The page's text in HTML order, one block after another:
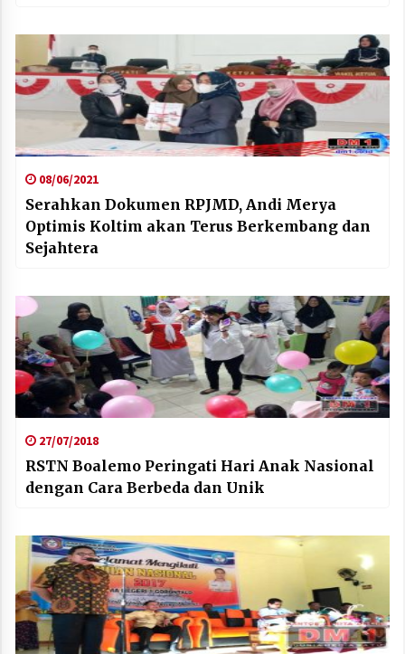
08/06/2021
Serahkan Dokumen RPJMD, Andi Merya
Optimis Koltim akan Terus Berkembang dan
Sejahtera
27/07/2018
RSTN Boalemo Peringati Hari Anak Nasional
dengan Cara Berbeda dan Unik